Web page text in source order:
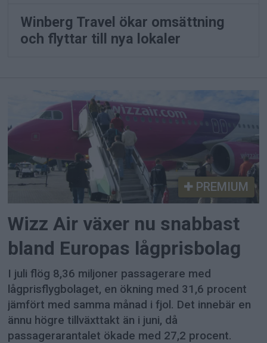
Winberg Travel ökar omsättning
och flyttar till nya lokaler
PREMIUM
Wizz Air växer nu snabbast
bland Europas lågprisbolag
I juli flög 8,36 miljoner passagerare med
lågprisflygbolaget, en ökning med 31,6 procent
jämfört med samma månad i fjol. Det innebär en
ännu högre tillväxttakt än i juni, då
passagerarantalet ökade med 27,2 procent.